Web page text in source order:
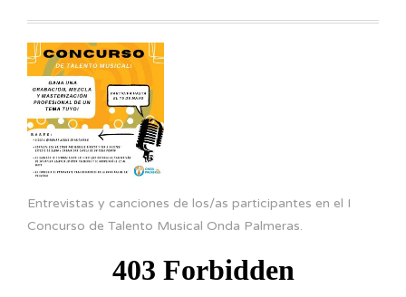
Entrevistas y canciones de los/as participantes en el I
Concurso de Talento Musical Onda Palmeras.